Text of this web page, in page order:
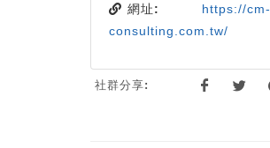
網址:
https://cm-
consulting.com.tw/
社群分享: